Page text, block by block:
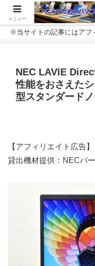
※当サイトの記事にはアフ
NEC LAVIE
性能をおさえた
型スタンダード
【アフィリエイト広告】
貸出機材提供：NECパ
メニュー